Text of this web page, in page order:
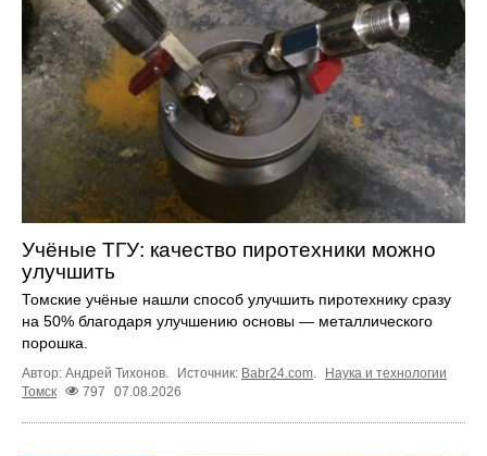
Учёные ТГУ: качество пиротехники можно
улучшить
Томские учёные нашли способ улучшить пиротехнику сразу
на 50% благодаря улучшению основы — металлического
порошка.
Автор: Андрей Тихонов. Источник: Babr24.com
Наука и технологии
Томск
797 07.08.2026